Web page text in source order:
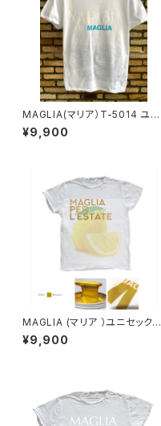
MAGLIA(マリア）T-5014 ユニ
セックスWプリントＴシャツ NAP
OLI ナポリブルー
¥9,900
MAGLIA (マリア ）ユニセックス
Ｔシャツ Ｔ-7010 ゴールドプ
リント
¥9,900